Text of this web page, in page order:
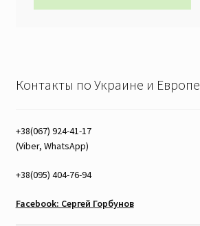
Контакты по Украине и Европе
+38(067) 924-41-17
(Viber, WhatsApp)
+38(095) 404-76-94
Facebook: Сергей Горбунов